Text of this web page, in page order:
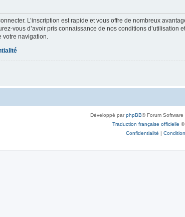
L’inscription est rapide et vous offre de nombreux
vous d’avoir pris connaissance de nos conditions
navigation.
Développé parphpBB® Forum
Traduction française officielle ©
Confidentialité |